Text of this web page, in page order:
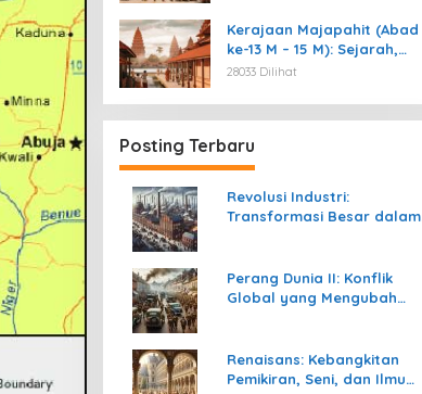
Kerajaan Majapahit (Abad
ke-13 M – 15 M): Sejarah,
Kejayaan, dan
28033 Dilihat
Posting Terbaru
Revolusi Industri:
Transformasi Besar dalam
Perang Dunia II: Konflik
Global yang Mengubah
Renaisans: Kebangkitan
Pemikiran, Seni, dan Ilmu